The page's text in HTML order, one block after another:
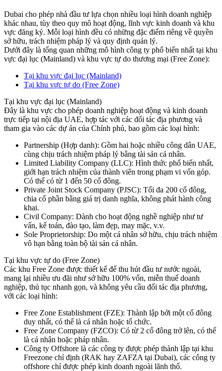
Dubai cho phép nhà đầu tư lựa chọn nhiều loại hình doanh nghiệp
khác nhau, tùy theo quy mô hoạt động, lĩnh vực kinh doanh và khu
vực đăng ký. Mỗi loại hình đều có những đặc điểm riêng về quyền
sở hữu, trách nhiệm pháp lý và quy định quản lý.
Dưới đây là tổng quan những mô hình công ty phổ biến nhất tại khu
vực đại lục (Mainland) và khu vực tự do thương mại (Free Zone):
Tại khu vực đại lục (Mainland)
Tại khu vực tự do (Free Zone)
Tại khu vực đại lục (Mainland)
Đây là khu vực cho phép doanh nghiệp hoạt động và kinh doanh
trực tiếp tại nội địa UAE, hợp tác với các đối tác địa phương và
tham gia vào các dự án của Chính phủ, bao gồm các loại hình:
Partnership (Hợp danh): Gồm hai hoặc nhiều công dân UAE,
cùng chịu trách nhiệm pháp lý bằng tài sản cá nhân.
Limited Liability Company (LLC): Hình thức phổ biến nhất,
giới hạn trách nhiệm của thành viên trong phạm vi vốn góp.
Có thể có từ 1 đến 50 cổ đông.
Private Joint Stock Company (PJSC): Tối đa 200 cổ đông,
chia cổ phần bằng giá trị danh nghĩa, không phát hành công
khai.
Civil Company: Dành cho hoạt động nghề nghiệp như tư
vấn, kế toán, đào tạo, làm đẹp, may mặc, v.v.
Sole Proprietorship: Do một cá nhân sở hữu, chịu trách nhiệm
vô hạn bằng toàn bộ tài sản cá nhân.
Tại khu vực tự do (Free Zone)
Các khu Free Zone được thiết kế để thu hút đầu tư nước ngoài,
mang lại nhiều ưu đãi như sở hữu 100% vốn, miễn thuế doanh
nghiệp, thủ tục nhanh gọn, và không yêu cầu đối tác địa phương,
với các loại hình:
Free Zone Establishment (FZE): Thành lập bởi một cổ đông
duy nhất, có thể là cá nhân hoặc tổ chức.
Free Zone Company (FZCO): Có từ 2 cổ đông trở lên, có thể
là cá nhân hoặc pháp nhân.
Công ty Offshore là các công ty được phép thành lập tại khu
Freezone chỉ định (RAK hay ZAFZA tại Dubai), các công ty
offshore chỉ được phép kinh doanh ngoài lãnh thổ.